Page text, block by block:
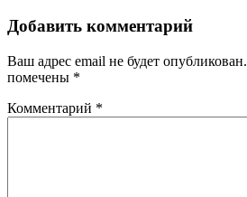
Добавить комментарий
Ваш адрес email не будет опубликован.
помечены *
Комментарий *